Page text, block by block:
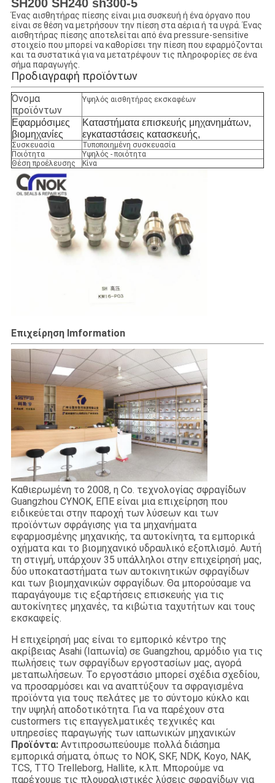
SH200 SH240 sh300-5
Ένας αισθητήρας πίεσης είναι μια συσκευή ή ένα όργανο που
είναι σε θέση να μετρήσουν την πίεση στα αέρια ή τα υγρά. Ένας
αισθητήρας πίεσης αποτελείται από ένα pressure-sensitive
στοιχείο που μπορεί να καθορίσει την πίεση που εφαρμόζονται
και τα συστατικά για να μετατρέψουν τις πληροφορίες σε ένα
σήμα παραγωγής.
Προδιαγραφή προϊόντων
Όνομα
προϊόντων
Υψηλός αισθητήρας εκσκαφέων
Εφαρμόσιμες
βιομηχανίες
Καταστήματα επισκευής μηχανημάτων,
εγκαταστάσεις κατασκευής,
Συσκευασία
Τυποποιημένη συσκευασία
Ποιότητα
Υψηλός - ποιότητα
Θέση προέλευσης
Κίνα
Επιχείρηση Imformation
Καθιερωμένη το 2008, η Co. τεχνολογίας σφραγίδων
Guangzhou CYNOK, ΕΠΕ είναι μια επιχείρηση που
ειδικεύεται στην παροχή των λύσεων και των
προϊόντων σφράγισης για τα μηχανήματα
εφαρμοσμένης μηχανικής, τα αυτοκίνητα, τα εμπορικά
οχήματα και το βιομηχανικό υδραυλικό εξοπλισμό. Αυτή
τη στιγμή, υπάρχουν 35 υπάλληλοι στην επιχείρησή μας,
δύο υποκαταστήματα των αυτοκινητικών σφραγίδων
και των βιομηχανικών σφραγίδων. Θα μπορούσαμε να
παραγάγουμε τις εξαρτήσεις επισκευής για τις
αυτοκίνητες μηχανές, τα κιβώτια ταχυτήτων και τους
εκσκαφείς.
Η επιχείρησή μας είναι το εμπορικό κέντρο της
ακρίβειας Asahi (Ιαπωνία) σε Guangzhou, αρμόδιο για τις
πωλήσεις των σφραγίδων εργοστασίων μας, αγορά
μεταπωλήσεων. Το εργοστάσιο μπορεί σχέδια σχεδίου,
να προσαρμόσει και να αναπτύξουν τα σφραγισμένα
προϊόντα για τους πελάτες με το σύντομο κύκλο και
την υψηλή αποδοτικότητα. Για να παρέχουν στα
custormers τις επαγγελματικές τεχνικές και
υπηρεσίες παραγωγής των ιαπωνικών μηχανικών
Προϊόντα: Αντιπροσωπεύουμε πολλά διάσημα
εμπορικά σήματα, όπως το NOK, SKF, NDK, Koyo, NAK,
TCS, TTO Trelleborg, Hallite, κ.λπ. Μπορούμε να
παρέχουμε τις πλουραλιστικές λύσεις σφραγίδων για